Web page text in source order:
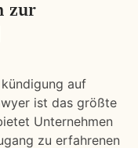
zur
auf
ist das größte
Unternehmen
zu erfahrenen